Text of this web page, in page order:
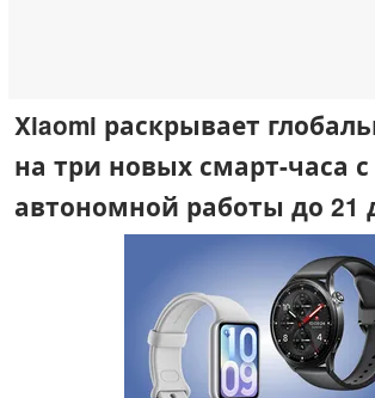
Xiaomi раскрывает
на три новых смарт-часа
автономной работы до 21